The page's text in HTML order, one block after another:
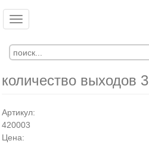
основному
содержанию
Toggle
количество выходов 3
Артикул:
420003
Цена: